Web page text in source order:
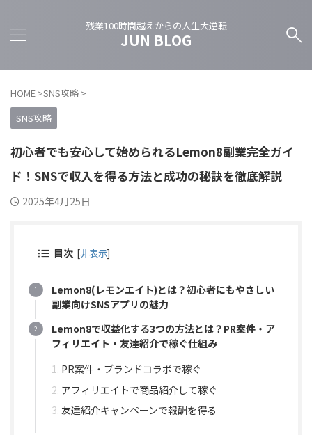
残業100時間越えからの人生大逆転
JUN BLOG
HOME >SNS攻略 >
SNS攻略
初心者でも安心して始められるLemon8副業完全ガイ
ド！SNSで収入を得る方法と成功の秘訣を徹底解説
2025年4月25日
目次 [非表示]
Lemon8(レモンエイト)とは？初心者にもやさしい
副業向けSNSアプリの魅力
Lemon8で収益化する3つの方法とは？PR案件・ア
フィリエイト・友達紹介で稼ぐ仕組み
PR案件・ブランドコラボで稼ぐ
アフィリエイトで商品紹介して稼ぐ
友達紹介キャンペーンで報酬を得る